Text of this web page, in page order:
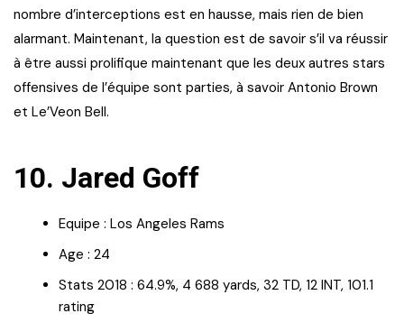
nombre d’interceptions est en hausse, mais rien de bien
alarmant. Maintenant, la question est de savoir s’il va réussir
à être aussi prolifique maintenant que les deux autres stars
offensives de l’équipe sont parties, à savoir Antonio Brown
et Le’Veon Bell.
10. Jared Goff
Equipe : Los Angeles Rams
Age : 24
Stats 2018 : 64.9%, 4 688 yards, 32 TD, 12 INT, 101.1
rating